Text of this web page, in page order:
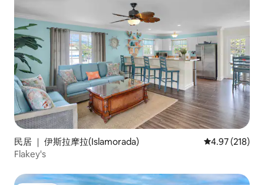
民居 ｜ 伊斯拉摩拉(Islamorada) 平均评分 4.97
4.97 (218)
Flakey's